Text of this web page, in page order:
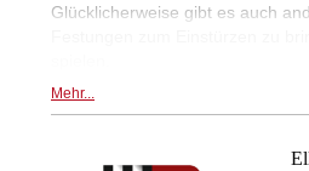
Glücklicherweise gibt es auch
Mehr...